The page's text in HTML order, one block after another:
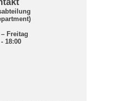
Freitag
18:00